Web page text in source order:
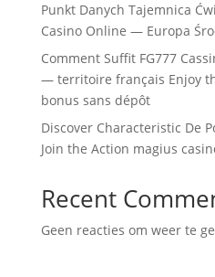
Punkt Danych Tajemnica
Casino Online — Europa
Comment Suffit FG777
— territoire français Enjoy
bonus sans dépôt
Discover Characteristic De
Join the Action magius
Recent
Geen reacties om weer te